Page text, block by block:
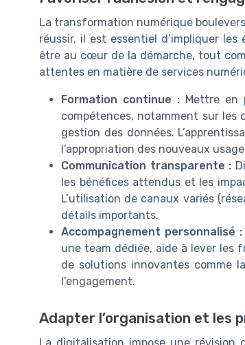
La transformation numérique
réussir, il est essentiel d’impliquer
être au cœur de la démarche, tout
attentes en matière de services
Formation continue : Mettre en
compétences, notamment sur les
gestion des données.
l’appropriation des nouveaux
Communication transparente :
les bénéfices attendus et les
L’utilisation de canaux variés
détails importants.
Accompagnement personnalisé :
une team dédiée, aide à lever les
de solutions innovantes comme
l’engagement.
Adapter l’organisation et les